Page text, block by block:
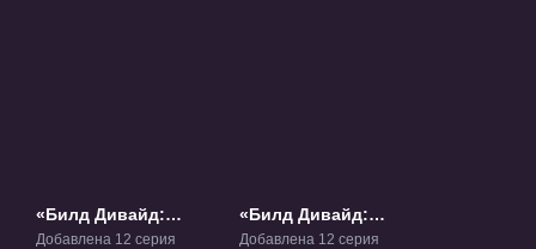
«Билд Дивайд:
Чёрный код» ТВ-1
Добавлена 12 серия
«Билд Дивайд:
Белый код» ТВ-2
Добавлена 12 серия